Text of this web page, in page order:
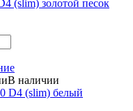
(slim) золотой песок
В наличии